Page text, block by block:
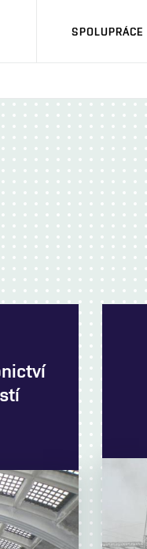
SPOLUPRÁCE